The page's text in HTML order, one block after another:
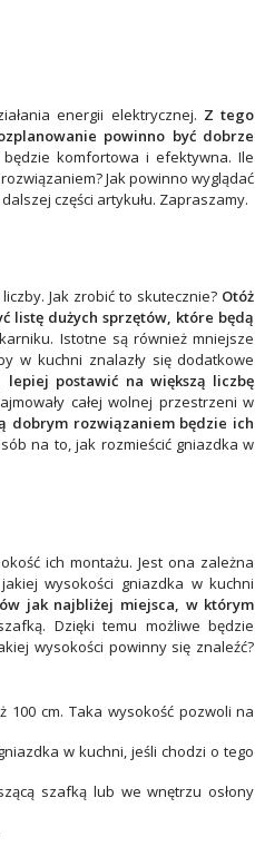
energii elektrycznej. Z tego
powinno być dobrze
komfortowa i efektywna. Ile
Jak powinno wyglądać
części artykułu. Zapraszamy.
Jak zrobić to skutecznie? Otóż
listę dużych sprzętów, które będą
Istotne są również mniejsze
w kuchni znalazły się dodatkowe
lepiej postawić na większą liczbę
całej wolnej przestrzeni w
dobrym rozwiązaniem będzie ich
na to, jak rozmieścić gniazdka w
ich montażu. Jest ona zależna
wysokości gniazdka w kuchni
jak najbliżej miejsca, w którym
Dzięki temu możliwe będzie
wysokości powinny się znaleźć?
cm. Taka wysokość pozwoli na
w kuchni, jeśli chodzi o tego
szafką lub we wnętrzu osłony